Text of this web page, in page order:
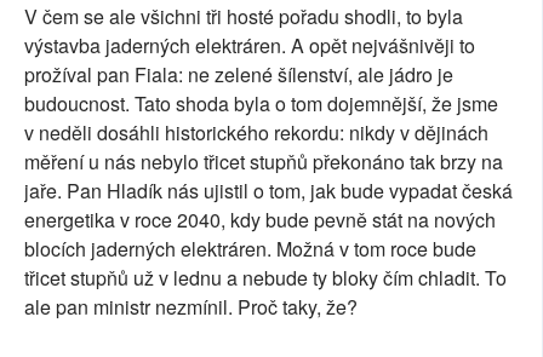
V čem se ale všichni tři hosté pořadu shodli, to byla
výstavba jaderných elektráren. A opět nejvášnivěji to
prožíval pan Fiala: ne zelené šílenství, ale jádro je
budoucnost. Tato shoda byla o tom dojemnější, že jsme
v neděli dosáhli historického rekordu: nikdy v dějinách
měření u nás nebylo třicet stupňů překonáno tak brzy na
jaře. Pan Hladík nás ujistil o tom, jak bude vypadat česká
energetika v roce 2040, kdy bude pevně stát na nových
blocích jaderných elektráren. Možná v tom roce bude
třicet stupňů už v lednu a nebude ty bloky čím chladit. To
ale pan ministr nezmínil. Proč taky, že?